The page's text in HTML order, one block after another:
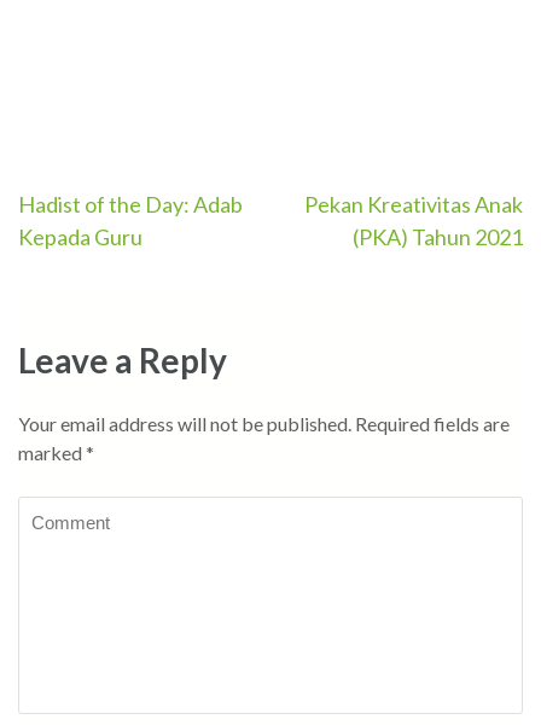
Post
navigation
Hadist of the Day: Adab
Kepada Guru
Pekan Kreativitas Anak
(PKA) Tahun 2021
Leave a Reply
Your email address will not be published. Required fields are
marked *